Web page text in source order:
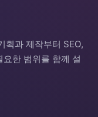
획과 제작부터 SEO,
한 범위를 함께 설